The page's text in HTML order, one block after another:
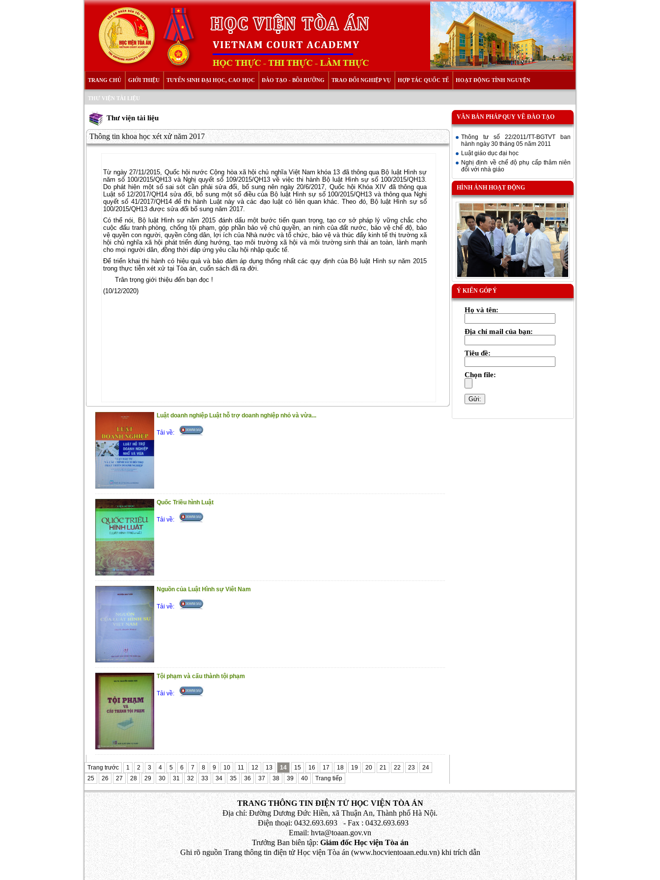
TRANG CHỦ GIỚI THIỆU TUYỂN SINH ĐẠI HỌC, CAO HỌC ĐÀO TẠO - BỒI DƯỠNG TRAO ĐỔI NGHIỆP VỤ HỢP TÁC QUỐC TẾ HOẠT ĐỘNG TÌNH NGUYỆN
THƯ VIỆN TÀI LIỆU
Thư viện tài liệu
Thông tin khoa học xét xử năm 2017
Từ ngày 27/11/2015, Quốc hội nước Cộng hòa xã hội chủ nghĩa Việt Nam khóa 13 đã thông qua Bộ luật Hình sự
năm số 100/2015/QH13 và Nghị quyết số 109/2015/QH13 về việc thi hành Bộ luật Hình sự số 100/2015/QH13.
Do phát hiện một số sai sót cần phải sửa đổi, bổ sung nên ngày 20/6/2017, Quốc hội Khóa XIV đã thông qua
Luật số 12/2017/QH14 sửa đổi, bổ sung một số điều của Bộ luật Hình sự số 100/2015/QH13 và thông qua Nghị
quyết số 41/2017/QH14 để thi hành Luật này và các đạo luật có liên quan khác. Theo đó, Bộ luật Hình sự số
100/2015/QH13 được sửa đổi bổ sung năm 2017.
Có thể nói, Bộ luật Hình sự năm 2015 đánh dấu một bước tiến quan trọng, tạo cơ sở pháp lý vững chắc cho
cuộc đấu tranh phòng, chống tội phạm, góp phần bảo vệ chủ quyền, an ninh của đất nước, bảo vệ chế độ, bảo
vệ quyền con người, quyền công dân, lợi ích của Nhà nước và tổ chức, bảo vệ và thúc đẩy kinh tế thị trường xã
hội chủ nghĩa xã hội phát triển đúng hướng, tạo môi trường xã hội và môi trường sinh thái an toàn, lành mạnh
cho mọi người dân, đồng thời đáp ứng yêu cầu hội nhập quốc tế.
Để triển khai thi hành có hiệu quả và bảo đảm áp dụng thống nhất các quy định của Bộ luật Hình sự năm 2015
trong thực tiễn xét xử tại Tòa án, cuốn sách đã ra đời.
Trân trọng giới thiệu đến bạn đọc !
(10/12/2020)
Luật doanh nghiệp Luật hỗ trợ doanh nghiệp nhỏ và vừa...
Tải về:
Quốc Triều hình Luật
Tải về:
Nguồn của Luật Hình sự Viêt Nam
Tải về:
Tội phạm và cấu thành tội phạm
Tải về:
Trang trước 1 2 3 4 5 6 7 8 9 10 11 12 13 14 15 16 17 18 19 20 21 22 23
24
25
26 27 28 29 30 31 32 33 34 35 36 37 38 39 40 Trang tiếp
VĂN BẢN PHÁP QUY VỀ ĐÀO TẠO
Thông tư số 22/2011/TT-BGTVT ban
hành ngày 30 tháng 05 năm 2011
Luật giáo dục đại học
Nghị định về chế độ phụ cấp thâm niên
đối với nhà giáo
HÌNH ẢNH HOẠT ĐỘNG
Ý KIẾN GÓP Ý
Họ và tên:
Địa chỉ mail của bạn:
Tiêu đề:
Chọn file:
TRANG THÔNG TIN ĐIỆN TỬ HỌC VIỆN TÒA ÁN
Địa chỉ: Đường Dương Đức Hiền, xã Thuận An, Thành phố Hà Nội.
Điện thoại: 0432.693.693 - Fax : 0432.693.693
Email: hvta@toaan.gov.vn
Trưởng Ban biên tập:Giám đốc Học viện Tòa án
Ghi rõ nguồn Trang thông tin điện tử Học viện Tòa án (www.hocvientoaan.edu.vn) khi trích dẫn